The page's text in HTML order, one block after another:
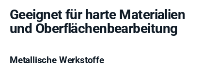
Geeignet für harte Materialien
und Oberflächenbearbeitung
Metallische Werkstoffe